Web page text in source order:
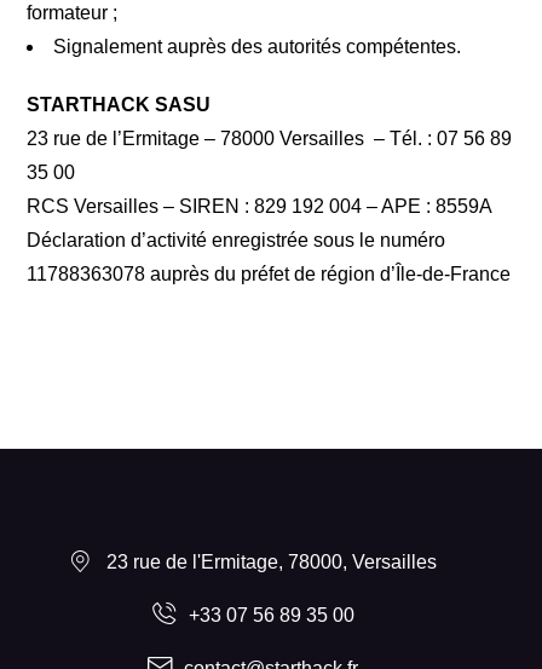
formateur ;
Signalement auprès des autorités compétentes.
STARTHACK SASU
23 rue de l’Ermitage – 78000 Versailles – Tél. : 07 56 89
35 00
RCS Versailles – SIREN : 829 192 004 – APE : 8559A
Déclaration d’activité enregistrée sous le numéro
11788363078 auprès du préfet de région d’Île-de-France
23 rue de l'Ermitage, 78000, Versailles
+33 07 56 89 35 00